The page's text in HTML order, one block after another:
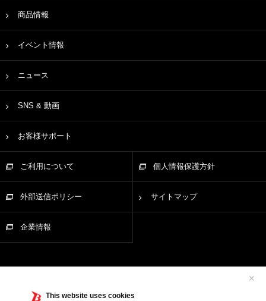
This website uses cookies
✕
商品情報
イベント情報
ニュース
SNS & 動画
お客様サポート
ご利用について 個人情報保護方針
外部送信ポリシー サイトマップ
企業情報